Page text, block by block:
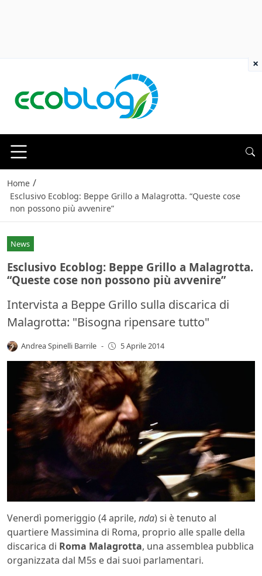
Home /
Esclusivo Ecoblog: Beppe Grillo a Malagrotta. “Queste cose
non possono più avvenire”
News
Esclusivo Ecoblog: Beppe Grillo a Malagrotta.
“Queste cose non possono più avvenire”
Intervista a Beppe Grillo sulla discarica di
Malagrotta: "Bisogna ripensare tutto"
Andrea Spinelli Barrile - 5 Aprile 2014
Venerdì pomeriggio (4 aprile, nda) si è tenuto al
quartiere Massimina di Roma, proprio alle spalle della
discarica di Roma Malagrotta, una assemblea pubblica
organizzata dal M5s e dai suoi parlamentari.
×